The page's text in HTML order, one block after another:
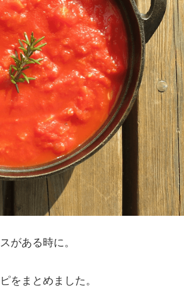
がある時に。
をまとめました。